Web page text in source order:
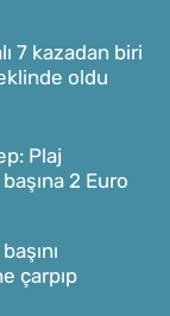
7 kazadan biri
oldu
Plaj
2 Euro
çarpıp